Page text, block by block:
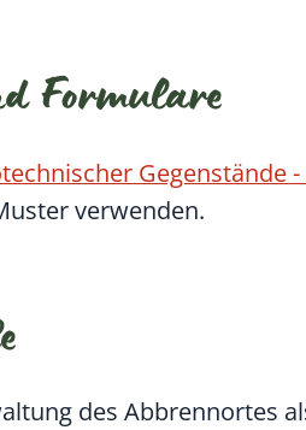
Formulare
Gegenstände -
verwenden.
des Abbrennortes